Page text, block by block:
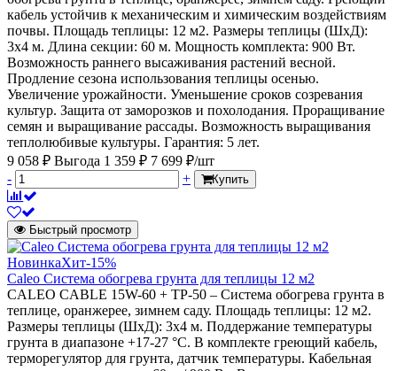
кабель устойчив к механическим и химическим воздействиям
почвы. Площадь теплицы: 12 м2. Размеры теплицы (ШхД):
3х4 м. Длина секции: 60 м. Мощность комплекта: 900 Вт.
Возможность раннего высаживания растений весной.
Продление сезона использования теплицы осенью.
Увеличение урожайности. Уменьшение сроков созревания
культур. Защита от заморозков и похолодания. Проращивание
семян и выращивание рассады. Возможность выращивания
теплолюбивые культуры. Гарантия: 5 лет.
9 058 ₽ Выгода 1 359 ₽ 7 699 ₽/шт
-
+ Купить
Быстрый просмотр
НовинкаХит-15%
Caleo Система обогрева грунта для теплицы 12 м2
CALEO CABLE 15W-60 + ТР-50 – Система обогрева грунта в
теплице, оранжерее, зимнем саду. Площадь теплицы: 12 м2.
Размеры теплицы (ШхД): 3х4 м. Поддержание температуры
грунта в диапазоне +17-27 °С. В комплекте греющий кабель,
терморегулятор для грунта, датчик температуры. Кабельная